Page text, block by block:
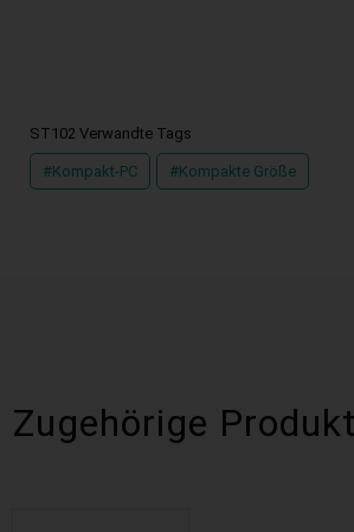
ST102 Verwandte Tags
#Kompakt-PC #Kompakte Größe
Zugehörige